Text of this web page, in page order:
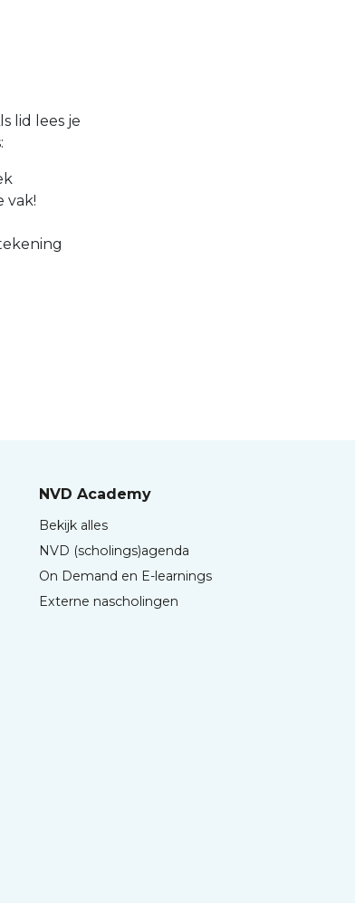
lid lees je
vak!
NVD Academy
Bekijk alles
NVD (scholings)agenda
On Demand en E-learnings
Externe nascholingen